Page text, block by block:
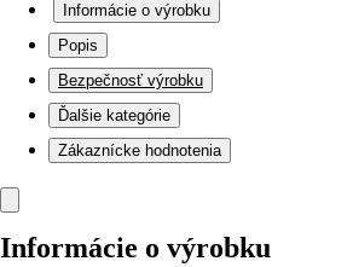
Informácie o výrobku
Popis
Bezpečnosť výrobku
Ďalšie kategórie
Zákaznícke hodnotenia
Informácie o výrobku